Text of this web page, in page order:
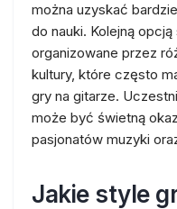
można uzyskać
do nauki. Kolejną
organizowane przez
kultury, które często
gry na gitarze.
może być świetną
pasjonatów muzyki
Jakie style